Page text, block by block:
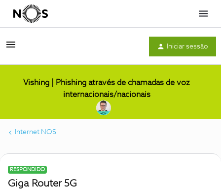
Menu
Iniciar sessão
Vishing | Phishing através de chamadas de voz
internacionais/nacionais
Internet NOS
RESPONDIDO
Giga Router 5G